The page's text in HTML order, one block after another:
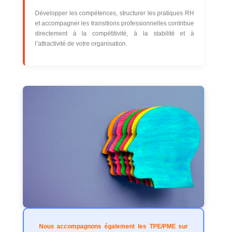
Développer les compétences, structurer les pratiques RH
et accompagner les transitions professionnelles contribue
directement à la compétitivité, à la stabilité et à
l’attractivité de votre organisation.
Nous accompagnons également les TPE/PME sur